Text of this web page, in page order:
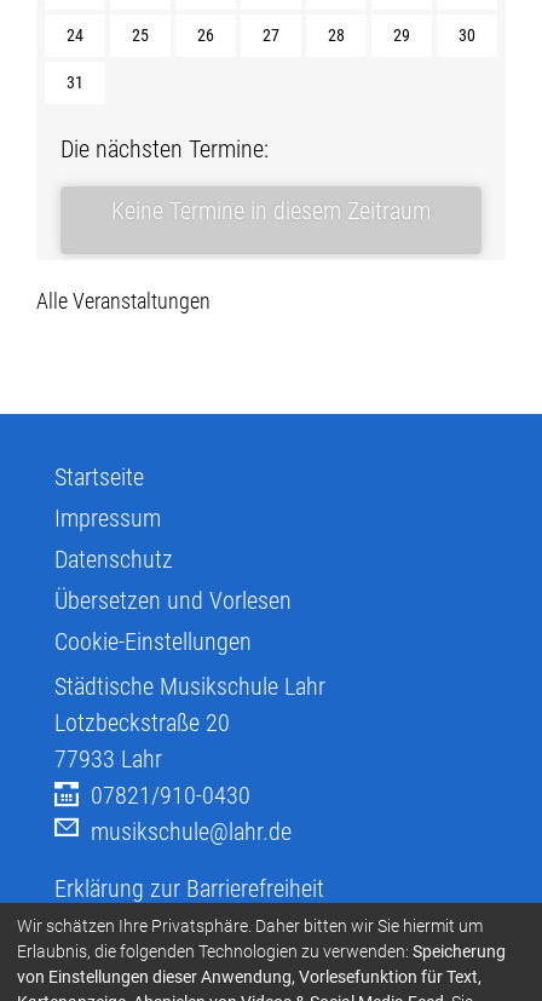
24 25 26 27 28 29 30
31
Die nächsten Termine:
Keine Termine in diesem Zeitraum
Alle Veranstaltungen
Startseite
Impressum
Datenschutz
Übersetzen und Vorlesen
Cookie-Einstellungen
Städtische Musikschule Lahr
Lotzbeckstraße 20
77933 Lahr
07821/910-0430
musikschule@lahr.de
Erklärung zur Barrierefreiheit
Infos zur Barrierefreiheit
Infos in Leichter Sprache
Wir schätzen Ihre Privatsphäre. Daher bitten wir Sie hiermit um
Erlaubnis, die folgenden Technologien zu verwenden: Speicherung
von Einstellungen dieser Anwendung, Vorlesefunktion für Text,